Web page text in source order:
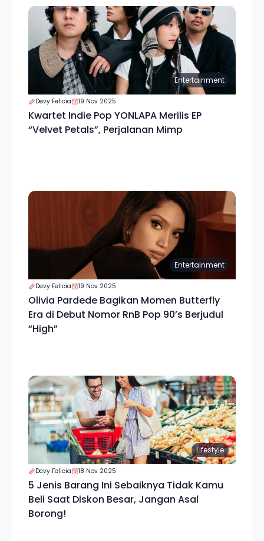
Entertainment
Devy Felicia 19 Nov 2025
Kwartet Indie Pop YONLAPA Merilis EP
“Velvet Petals”, Perjalanan Mimp
Entertainment
Devy Felicia 19 Nov 2025
Olivia Pardede Bagikan Momen Butterfly
Era di Debut Nomor RnB Pop 90’s Berjudul
“High”
Lifestyle
Devy Felicia 18 Nov 2025
5 Jenis Barang Ini Sebaiknya Tidak Kamu
Beli Saat Diskon Besar, Jangan Asal
Borong!